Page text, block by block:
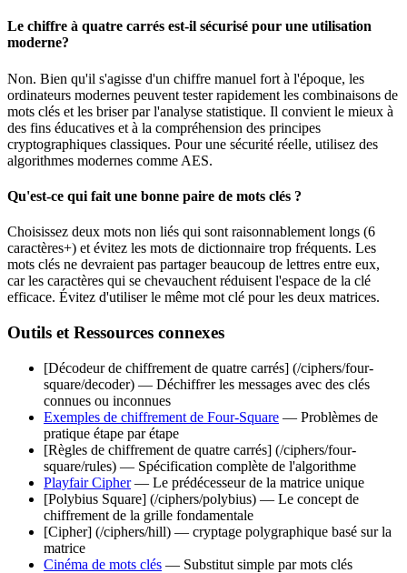
Le chiffre à quatre carrés est-il sécurisé pour une utilisation
moderne?
Non. Bien qu'il s'agisse d'un chiffre manuel fort à l'époque, les
ordinateurs modernes peuvent tester rapidement les combinaisons de
mots clés et les briser par l'analyse statistique. Il convient le mieux à
des fins éducatives et à la compréhension des principes
cryptographiques classiques. Pour une sécurité réelle, utilisez des
algorithmes modernes comme AES.
Qu'est-ce qui fait une bonne paire de mots clés ?
Choisissez deux mots non liés qui sont raisonnablement longs (6
caractères+) et évitez les mots de dictionnaire trop fréquents. Les
mots clés ne devraient pas partager beaucoup de lettres entre eux,
car les caractères qui se chevauchent réduisent l'espace de la clé
efficace. Évitez d'utiliser le même mot clé pour les deux matrices.
Outils et Ressources connexes
[Décodeur de chiffrement de quatre carrés] (/ciphers/four-
square/decoder) — Déchiffrer les messages avec des clés
connues ou inconnues
Exemples de chiffrement de Four-Square — Problèmes de
pratique étape par étape
[Règles de chiffrement de quatre carrés] (/ciphers/four-
square/rules) — Spécification complète de l'algorithme
Playfair Cipher— Le prédécesseur de la matrice unique
[Polybius Square] (/ciphers/polybius) — Le concept de
chiffrement de la grille fondamentale
[Cipher] (/ciphers/hill) — cryptage polygraphique basé sur la
matrice
Cinéma de mots clés — Substitut simple par mots clés